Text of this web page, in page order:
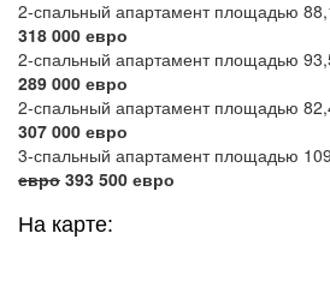
2-спальный апартамент площадью
318 000 евро
2-спальный апартамент площадью
289 000 евро
2-спальный апартамент площадью
307 000 евро
3-спальный апартамент площадью
евро 393 500 евро
На карте: